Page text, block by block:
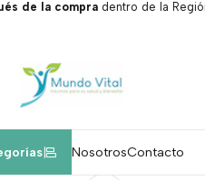
NosotrosContacto
de la compra dentro de la
y fitness Codera con
|
Codera
Cantidad